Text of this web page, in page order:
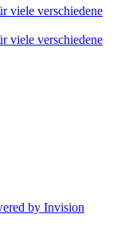
by Invision